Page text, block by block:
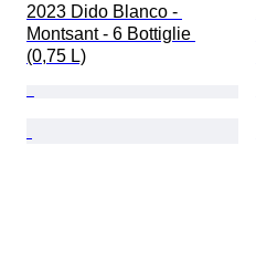
2023 Dido Blanco -
Montsant - 6 Bottiglie
(0,75 L)